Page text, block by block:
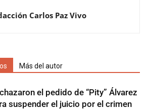
Carlos Paz Vivo
Más del autor
el pedido de “Pity” Álvarez
suspender el juicio por el crimen